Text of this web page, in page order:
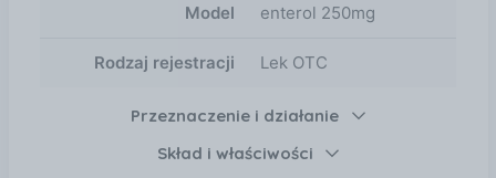
Model enterol 250mg
Rodzaj rejestracji Lek OTC
Przeznaczenie i działanie
Skład i właściwości